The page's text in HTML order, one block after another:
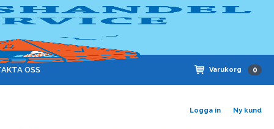
Logga in Ny kund
Varukorg 0
OSS